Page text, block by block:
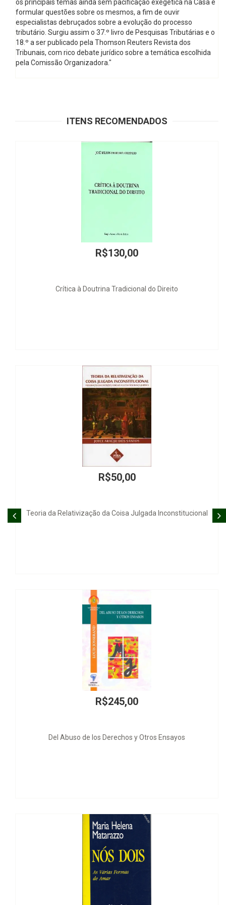
os principais temas ainda sem pacificação exegética na Casa e
formular questões sobre os mesmos, a fim de ouvir
especialistas debruçados sobre a evolução do processo
tributário. Surgiu assim o 37.º livro de Pesquisas Tributárias e o
18.º a ser publicado pela Thomson Reuters Revista dos
Tribunais, com rico debate jurídico sobre a temática escolhida
pela Comissão Organizadora."
ITENS RECOMENDADOS
do Direito
Julgada Inconstitucional
y Otros Ensayos
Propiedad